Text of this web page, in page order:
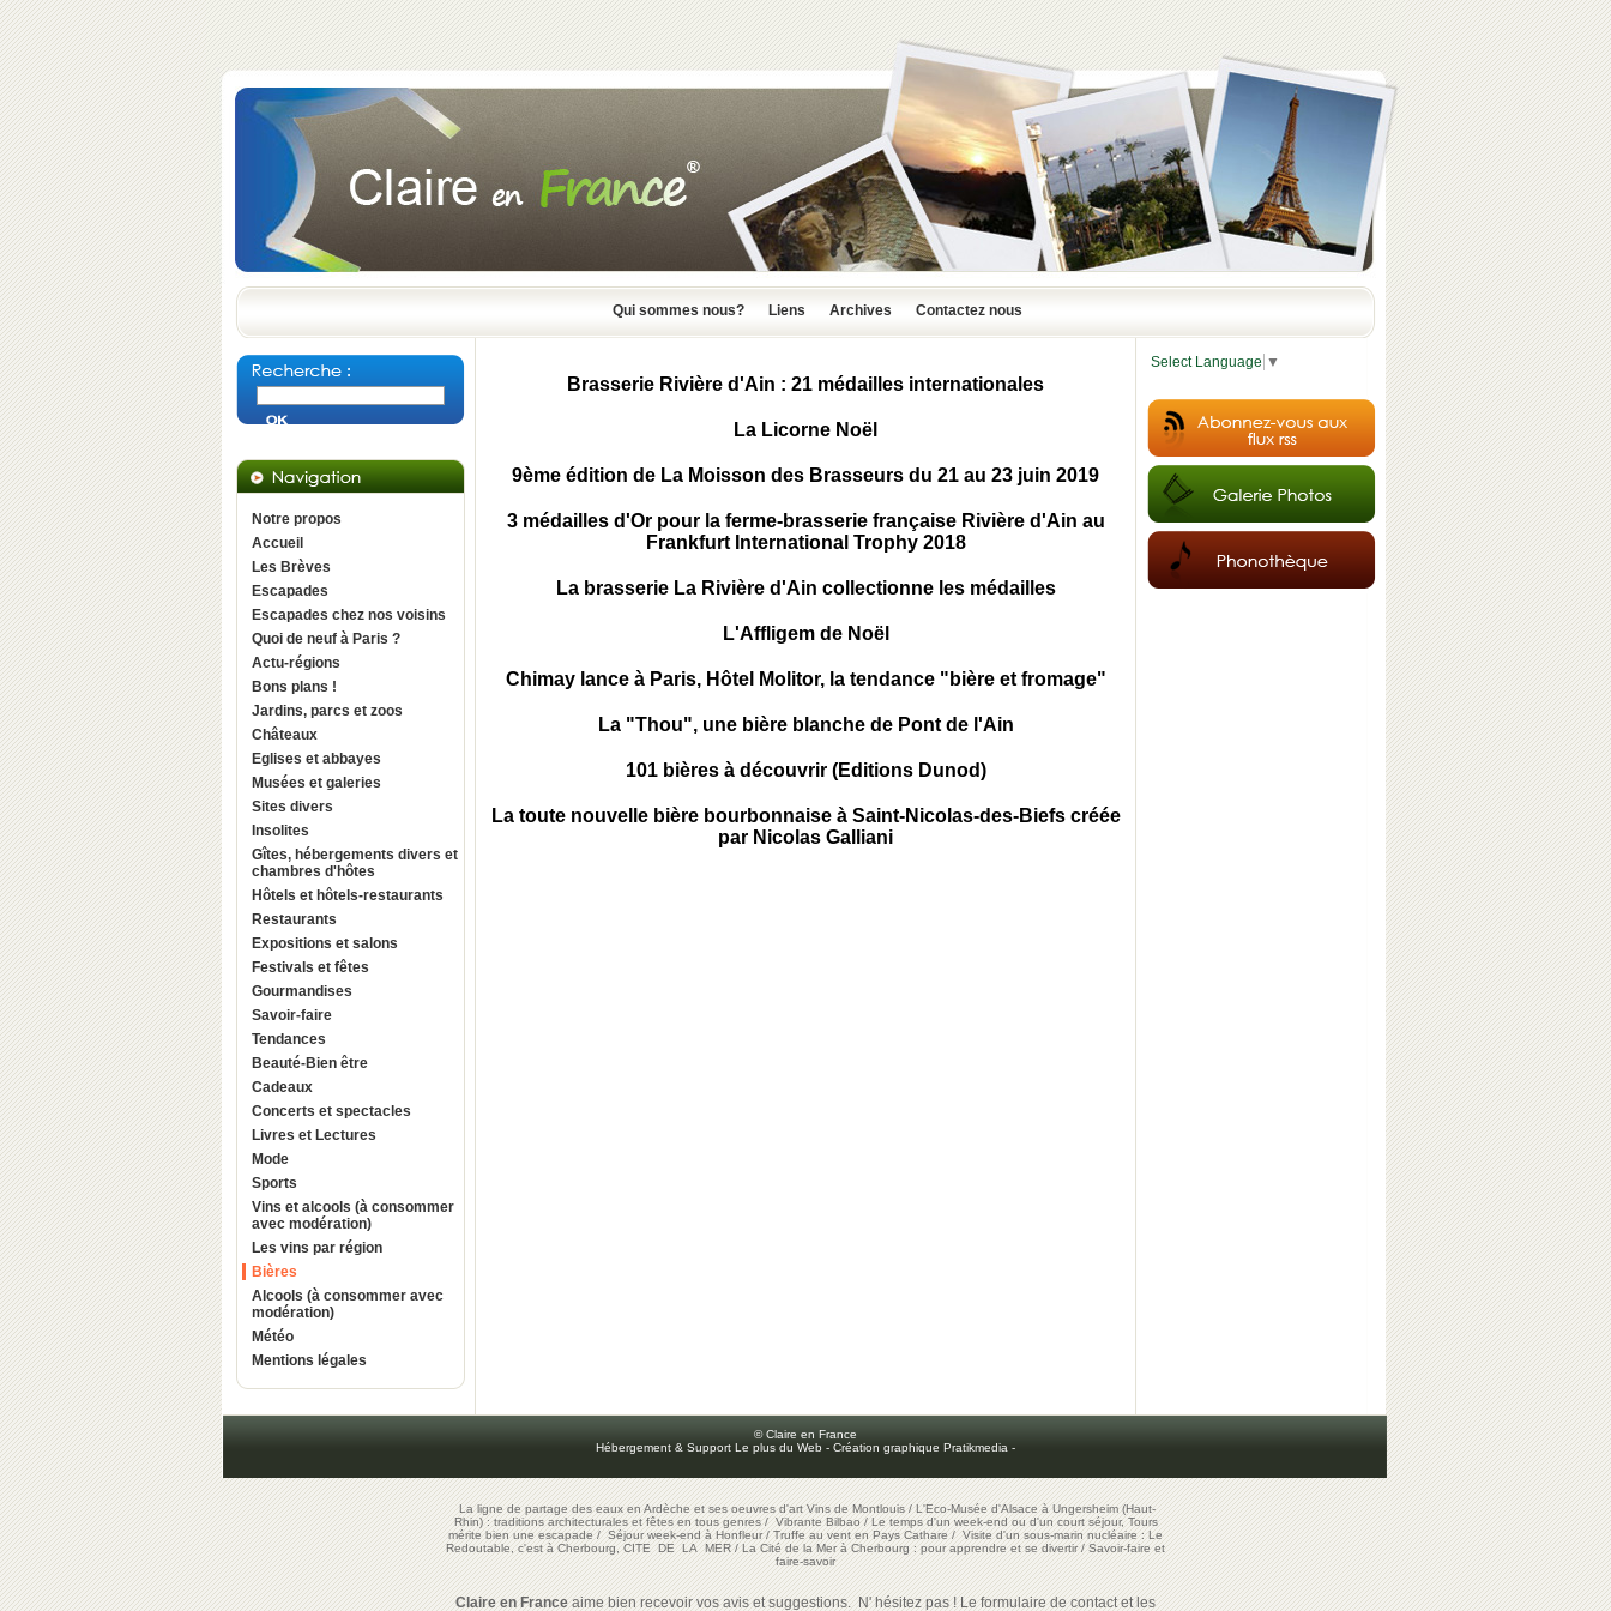
Qui sommes nous? Liens Archives Contactez nous
Notre propos
Accueil
Les Brèves
Escapades
Escapades chez nos voisins
Quoi de neuf à Paris ?
Actu-régions
Bons plans !
Jardins, parcs et zoos
Châteaux
Eglises et abbayes
Musées et galeries
Sites divers
Insolites
Gîtes, hébergements divers et
chambres d'hôtes
Hôtels et hôtels-restaurants
Restaurants
Expositions et salons
Festivals et fêtes
Gourmandises
Savoir-faire
Tendances
Beauté-Bien être
Cadeaux
Concerts et spectacles
Livres et Lectures
Mode
Sports
Vins et alcools (à consommer
avec modération)
Les vins par région
Bières
Alcools (à consommer avec
modération)
Météo
Mentions légales
Brasserie Rivière d'Ain : 21 médailles internationales
La Licorne Noël
9ème édition de La Moisson des Brasseurs du 21 au 23 juin 2019
3 médailles d'Or pour la ferme-brasserie française Rivière d'Ain au
Frankfurt International Trophy 2018
La brasserie La Rivière d'Ain collectionne les médailles
L'Affligem de Noël
Chimay lance à Paris, Hôtel Molitor, la tendance "bière et fromage"
La "Thou", une bière blanche de Pont de l'Ain
101 bières à découvrir (Editions Dunod)
La toute nouvelle bière bourbonnaise à Saint-Nicolas-des-Biefs créée
par Nicolas Galliani
Select Language ▼
© Claire en France
Hébergement & Support Le plus du Web - Création graphique Pratikmedia -
La ligne de partage des eaux en Ardèche et ses oeuvres d'art Vins de Montlouis/L'Eco-Musée d'Alsace à Ungersheim (Haut-
Rhin) : traditions architecturales et fêtes en tous genres/Vibrante Bilbao/Le temps d'un week-end ou d'un court séjour, Tours
mérite bien une escapade/Séjour week-end à Honfleur/Truffe au vent en Pays Cathare/Visite d'un sous-marin nucléaire : Le
Redoutable, c'est à Cherbourg, CITE DE LA MER/La Cité de la Mer à Cherbourg : pour apprendre et se divertir/Savoir-faire et
faire-savoir
Claire en Franceaime bien recevoir vos avis et suggestions. N' hésitez pas ! Le formulaire de contact et les